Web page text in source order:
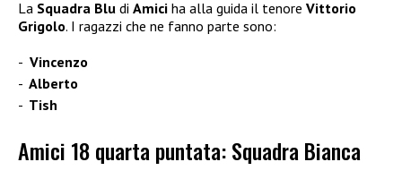
La Squadra Blu di Amici ha alla guida il tenore Vittorio
Grigolo. I ragazzi che ne fanno parte sono:
Vincenzo
Alberto
Tish
Amici 18 quarta puntata: Squadra Bianca